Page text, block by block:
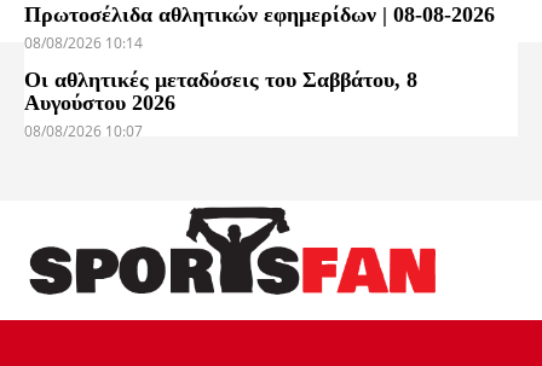
Πρωτοσέλιδα αθλητικών εφημερίδων | 08-08-2026
08/08/2026 10:14
Οι αθλητικές μεταδόσεις του Σαββάτου, 8
Αυγούστου 2026
08/08/2026 10:07